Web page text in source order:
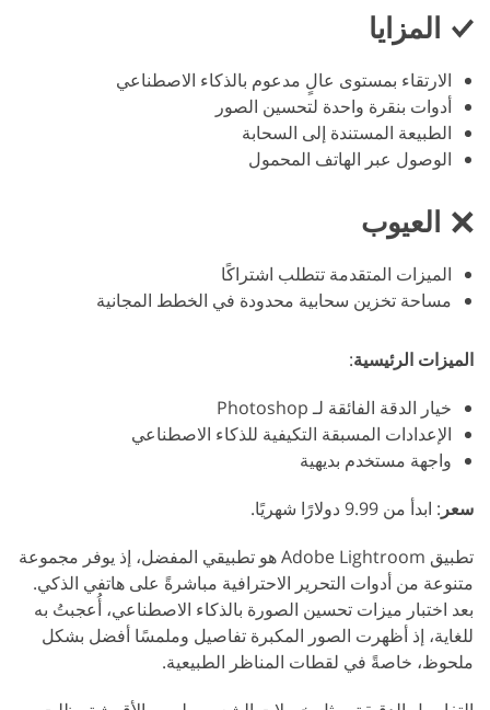
المزايا
الارتقاء بمستوى عالٍ مدعوم بالذكاء الاصطناعي
أدوات بنقرة واحدة لتحسين الصور
الطبيعة المستندة إلى السحابة
الوصول عبر الهاتف المحمول
العيوب
الميزات المتقدمة تتطلب اشتراكًا
مساحة تخزين سحابية محدودة في الخطط المجانية
الميزات الرئيسية:
خيار الدقة الفائقة لـ Photoshop
الإعدادات المسبقة التكيفية للذكاء الاصطناعي
واجهة مستخدم بديهية
سعر : ابدأ من 9.99 دولارًا شهريًا.
تطبيق Adobe Lightroom هو تطبيقي المفضل، إذ يوفر مجموعة
متنوعة من أدوات التحرير الاحترافية مباشرةً على هاتفي الذكي.
بعد اختبار ميزات تحسين الصورة بالذكاء الاصطناعي، أُعجبتُ به
للغاية، إذ أظهرت الصور المكبرة تفاصيل وملمسًا أفضل بشكل
ملحوظ، خاصةً في لقطات المناظر الطبيعية.